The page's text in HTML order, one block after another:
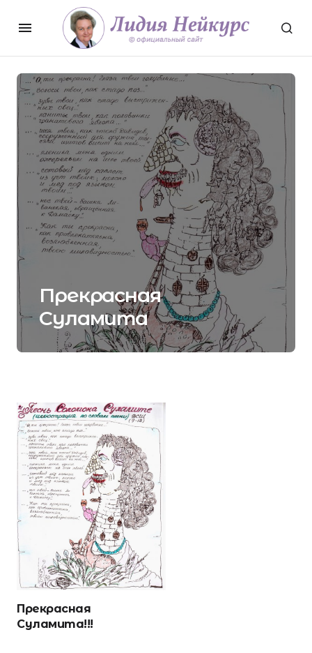
Прекрасная
Суламита
Прекрасная
Суламита!!!